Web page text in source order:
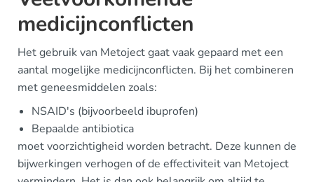
medicijnconflicten
Het gebruik van Metoject gaat vaak gepaard met een
aantal mogelijke medicijnconflicten. Bij het combineren
met geneesmiddelen zoals:
NSAID's (bijvoorbeeld ibuprofen)
Bepaalde antibiotica
moet voorzichtigheid worden betracht. Deze kunnen de
bijwerkingen verhogen of de effectiviteit van Metoject